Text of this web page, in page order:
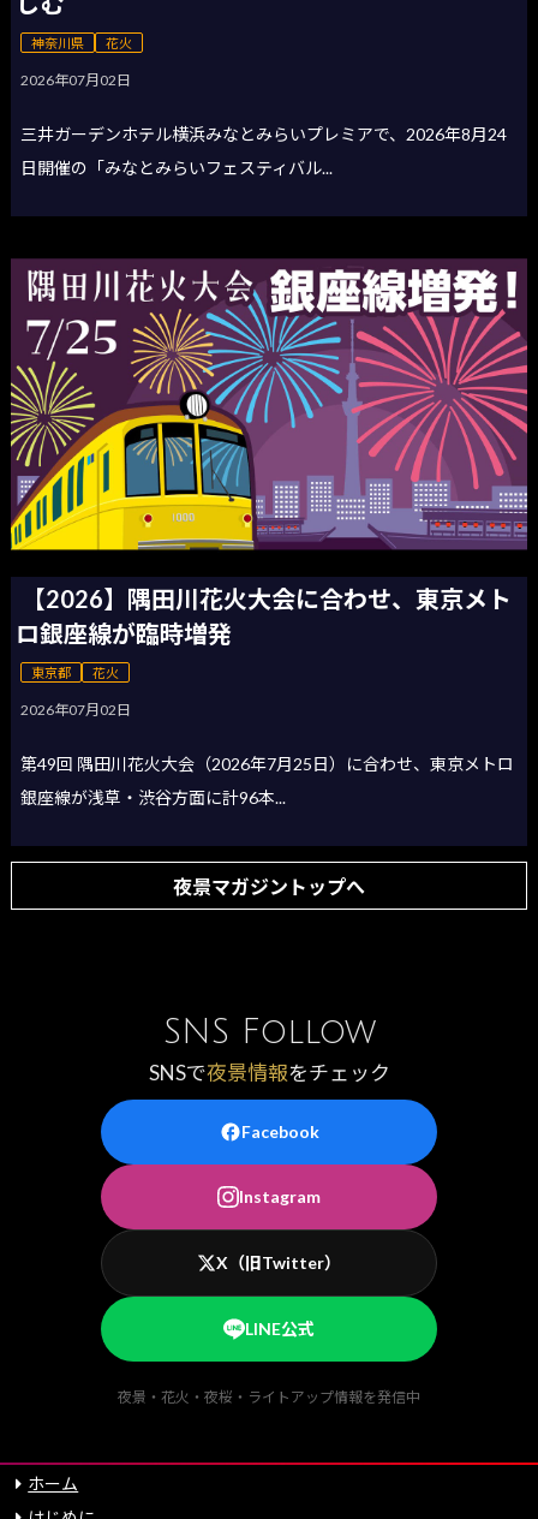
神奈川県 花火
2026年07月02日
三井ガーデンホテル横浜みなとみらいプレミアで、2026年8月24
日開催の「みなとみらいフェスティバル...
【2026】隅田川花火大会に合わせ、東京メト
ロ銀座線が臨時増発
東京都 花火
2026年07月02日
第49回 隅田川花火大会（2026年7月25日）に合わせ、東京メトロ
銀座線が浅草・渋谷方面に計96本...
夜景マガジントップへ
SNS Follow
SNSで夜景情報をチェック
Facebook
Instagram
X（旧Twitter）
LINE公式
夜景・花火・夜桜・ライトアップ情報を発信中
ホーム